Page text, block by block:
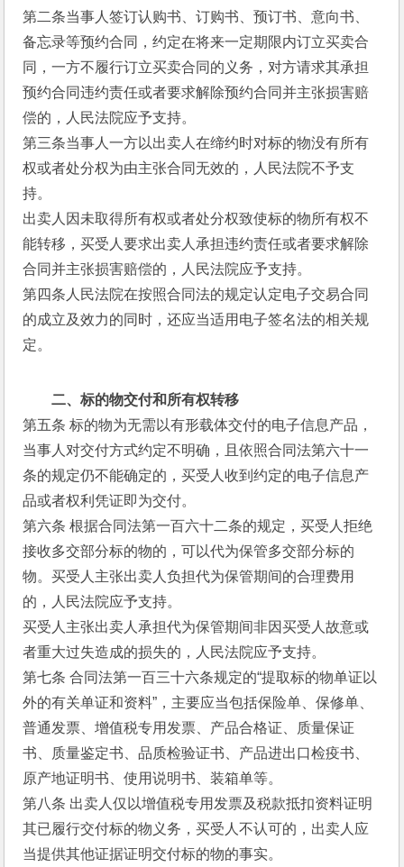
第二条当事人签订认购书、订购书、预订书、意向书、
备忘录等预约合同，约定在将来一定期限内订立买卖合
同，一方不履行订立买卖合同的义务，对方请求其承担
预约合同违约责任或者要求解除预约合同并主张损害赔
偿的，人民法院应予支持。
第三条当事人一方以出卖人在缔约时对标的物没有所有
权或者处分权为由主张合同无效的，人民法院不予支
持。
出卖人因未取得所有权或者处分权致使标的物所有权不
能转移，买受人要求出卖人承担违约责任或者要求解除
合同并主张损害赔偿的，人民法院应予支持。
第四条人民法院在按照合同法的规定认定电子交易合同
的成立及效力的同时，还应当适用电子签名法的相关规
定。
二、标的物交付和所有权转移
第五条 标的物为无需以有形载体交付的电子信息产品，
当事人对交付方式约定不明确，且依照合同法第六十一
条的规定仍不能确定的，买受人收到约定的电子信息产
品或者权利凭证即为交付。
第六条 根据合同法第一百六十二条的规定，买受人拒绝
接收多交部分标的物的，可以代为保管多交部分标的
物。买受人主张出卖人负担代为保管期间的合理费用
的，人民法院应予支持。
买受人主张出卖人承担代为保管期间非因买受人故意或
者重大过失造成的损失的，人民法院应予支持。
第七条 合同法第一百三十六条规定的“提取标的物单证以
外的有关单证和资料”，主要应当包括保险单、保修单、
普通发票、增值税专用发票、产品合格证、质量保证
书、质量鉴定书、品质检验证书、产品进出口检疫书、
原产地证明书、使用说明书、装箱单等。
第八条 出卖人仅以增值税专用发票及税款抵扣资料证明
其已履行交付标的物义务，买受人不认可的，出卖人应
当提供其他证据证明交付标的物的事实。